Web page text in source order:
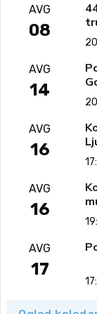
AVG
08
AVG
14
AVG
16
AVG
16
AVG
17